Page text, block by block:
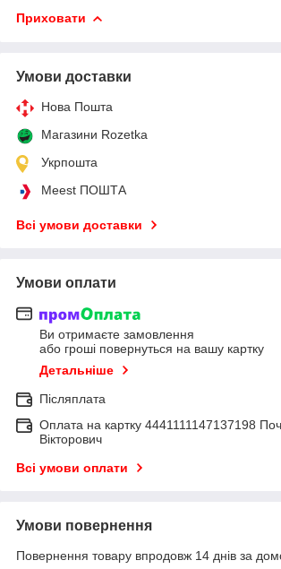
Приховати
Умови доставки
Нова Пошта
Магазини Rozetka
Укрпошта
Meest ПОШТА
Всі умови доставки
Умови оплати
Ви отримаєте замовлення
або гроші повернуться на вашу картку
Детальніше
Післяплата
Оплата на картку 4441111147137198
Вікторович
Всі умови оплати
Умови повернення
Повернення товару впродовж 14 днів за